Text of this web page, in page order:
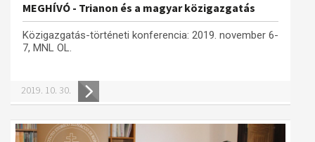
MEGHÍVÓ - Trianon és a magyar közigazgatás
Közigazgatás-történeti konferencia: 2019. november 6-
7, MNL OL.
2019. 10. 30.